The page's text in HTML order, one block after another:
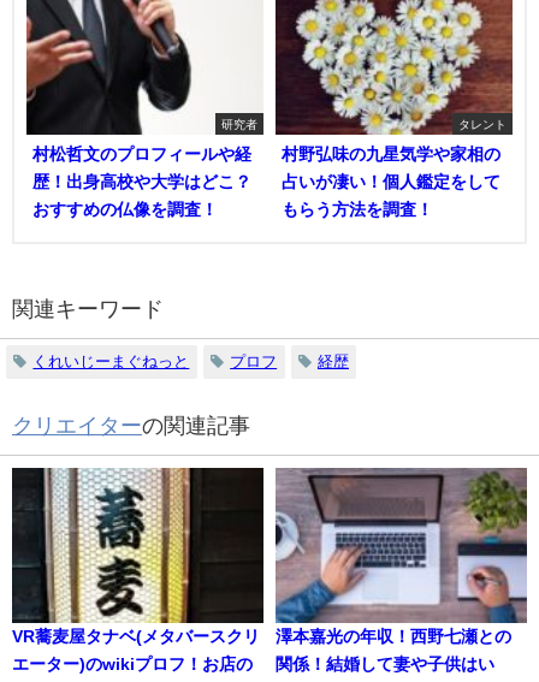
研究者
村松哲文のプロフィールや経
歴！出身高校や大学はどこ？
おすすめの仏像を調査！
タレント
村野弘味の九星気学や家相の
占いが凄い！個人鑑定をして
もらう方法を調査！
関連キーワード
くれいじーまぐねっと プロフ 経歴
クリエイターの関連記事
VR蕎麦屋タナベ(メタバースクリ
エーター)のwikiプロフ！お店の
澤本嘉光の年収！西野七瀬との
関係！結婚して妻や子供はい